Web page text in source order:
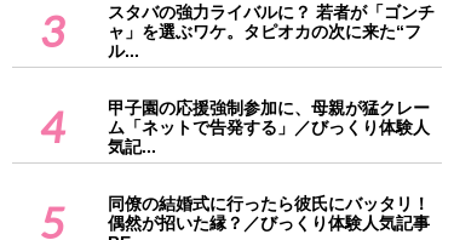
3
スタバの強力ライバルに？ 若者が「ゴンチ
ャ」を選ぶワケ。タピオカの次に来た“フ
ル...
4
甲子園の応援強制参加に、母親が猛クレー
ム「ネットで告発する」／びっくり体験人
気記...
5
同僚の結婚式に行ったら彼氏にバッタリ！
偶然が招いた縁？／びっくり体験人気記事